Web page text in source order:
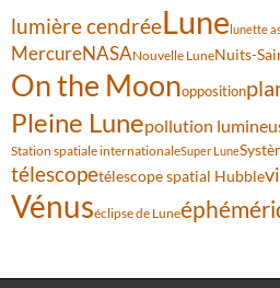
lumière cendréeLunelunette
MercureNASANouvelle LuneNuits-
On the Moonopposition
Pleine Lunepollution
Station spatiale internationaleSuper Lune
télescopetélescope spatial Hubble
Vénuséclipse de Lune